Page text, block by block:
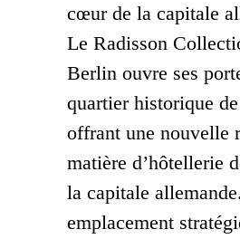
cœur de la capitale
Le Radisson
Berlin ouvre ses
quartier historique
offrant une nouvelle
matière d’hôtellerie
la capitale
emplacement